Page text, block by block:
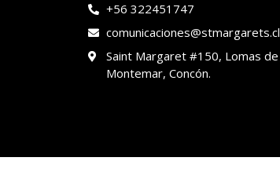
+56 322451747
comunicaciones@stmargarets.cl
Saint Margaret #150, Lomas de
Montemar, Concón.